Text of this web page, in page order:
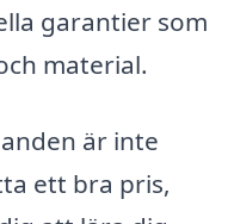
garantier som
material.
är inte
ett bra pris,